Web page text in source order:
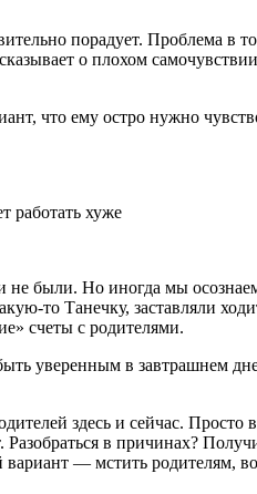
пора­дует. Проблема в
о плохом
что ему остро нужно
работать хуже
были. Но иногда мы
то Та­нечку, заставляли
счеты с родителями.
уверенным в завтрашнем
здесь и сейчас. Просто
в причи­нах?
— мстить родителям,